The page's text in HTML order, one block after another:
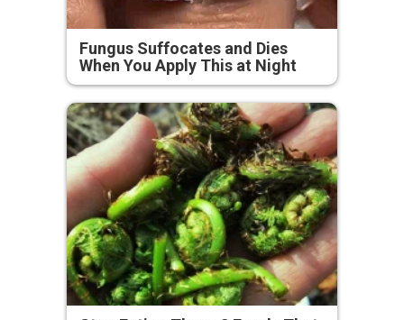
Fungus Suffocates and Dies
When You Apply This at Night